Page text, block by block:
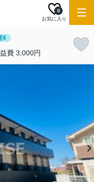
お気に入り
0
4
費 3,000円